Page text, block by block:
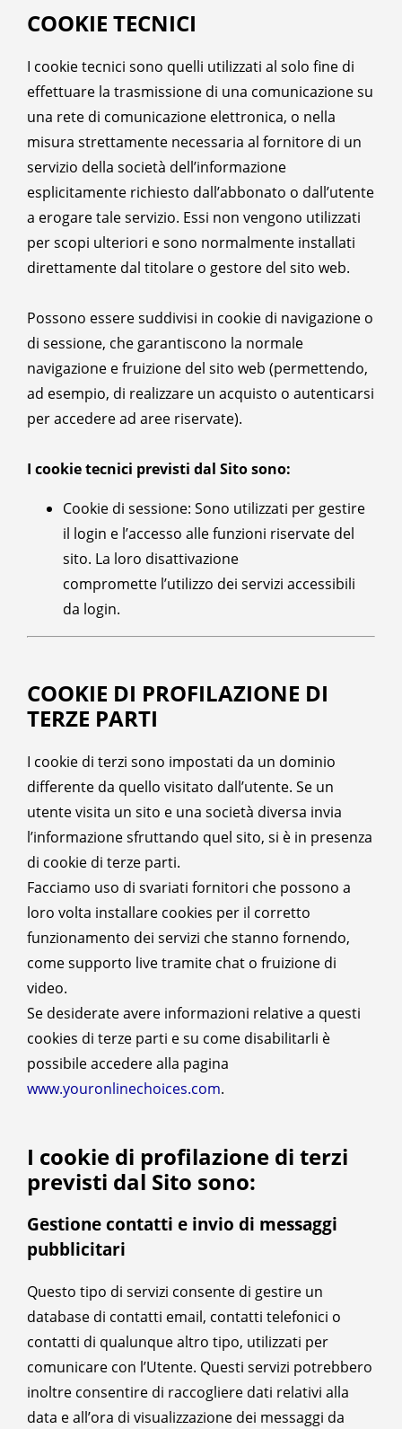
COOKIE TECNICI
I cookie tecnici sono quelli utilizzati al solo fine di
effettuare la trasmissione di una comunicazione su
una rete di comunicazione elettronica, o nella
misura strettamente necessaria al fornitore di un
servizio della società dell’informazione
esplicitamente richiesto dall’abbonato o dall’utente
a erogare tale servizio. Essi non vengono utilizzati
per scopi ulteriori e sono normalmente installati
direttamente dal titolare o gestore del sito web.
Possono essere suddivisi in cookie di navigazione o
di sessione, che garantiscono la normale
navigazione e fruizione del sito web (permettendo,
ad esempio, di realizzare un acquisto o autenticarsi
per accedere ad aree riservate).
I cookie tecnici previsti dal Sito sono:
Cookie di sessione: Sono utilizzati per gestire
il login e l’accesso alle funzioni riservate del
sito. La loro disattivazione
compromette l’utilizzo dei servizi accessibili
da login.
COOKIE DI PROFILAZIONE DI
TERZE PARTI
I cookie di terzi sono impostati da un dominio
differente da quello visitato dall’utente. Se un
utente visita un sito e una società diversa invia
l’informazione sfruttando quel sito, si è in presenza
di cookie di terze parti.
Facciamo uso di svariati fornitori che possono a
loro volta installare cookies per il corretto
funzionamento dei servizi che stanno fornendo,
come supporto live tramite chat o fruizione di
video.
Se desiderate avere informazioni relative a questi
cookies di terze parti e su come disabilitarli è
possibile accedere alla pagina
www.youronlinechoices.com.
I cookie di profilazione di terzi
previsti dal Sito sono:
Gestione contatti e invio di messaggi
pubblicitari
Questo tipo di servizi consente di gestire un
database di contatti email, contatti telefonici o
contatti di qualunque altro tipo, utilizzati per
comunicare con l’Utente. Questi servizi potrebbero
inoltre consentire di raccogliere dati relativi alla
data e all’ora di visualizzazione dei messaggi da